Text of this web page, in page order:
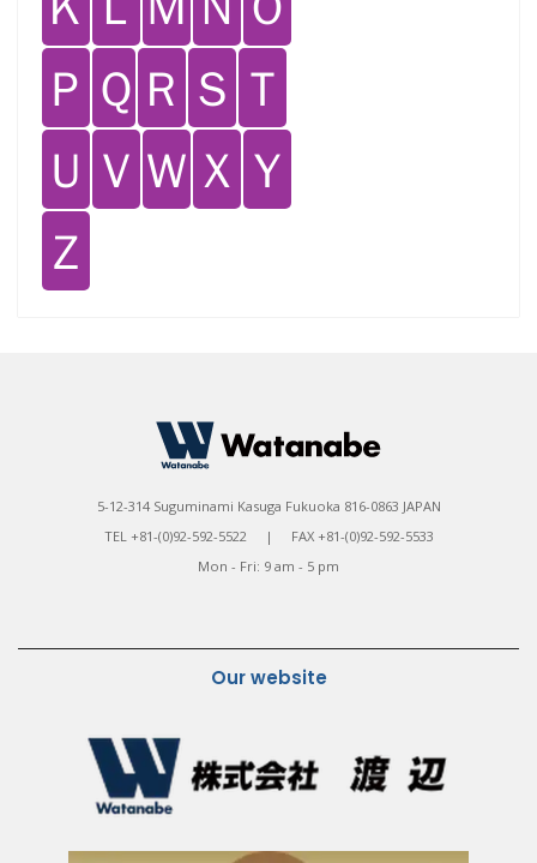
Ｐ Ｑ Ｒ Ｓ Ｔ
Ｕ Ｖ Ｗ Ｘ Ｙ
Ｚ
5-12-314 Suguminami Kasuga Fukuoka 816-0863 JAPAN
TEL +81-(0)92-592-5522 | FAX +81-(0)92-592-5533
Mon - Fri: 9 am - 5 pm
Our website